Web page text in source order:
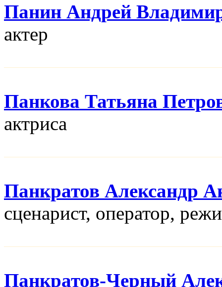
Панин Андрей
актер
Панкова Татьяна
актриса
Панкратов Александр
сценарист, оператор,
Панкратов-Черный